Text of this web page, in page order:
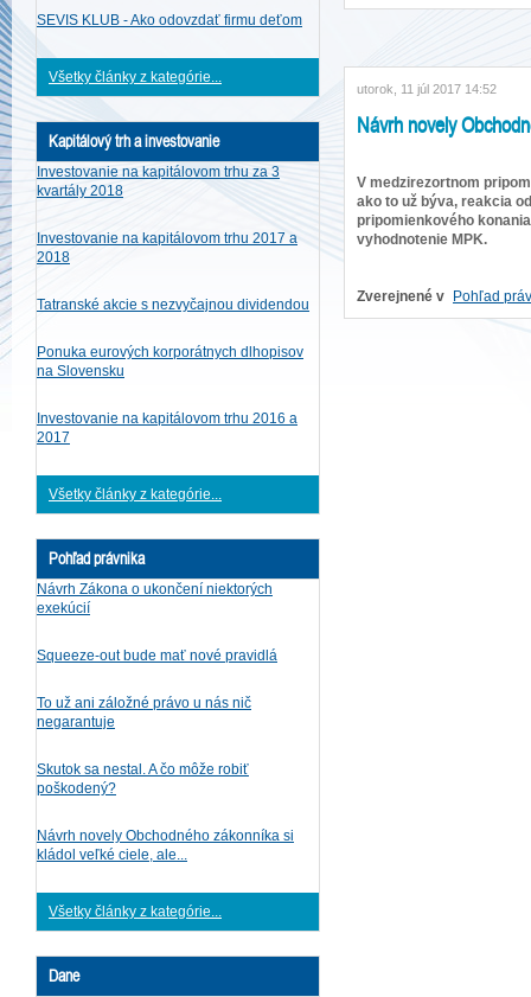
SEVIS KLUB - Ako odovzdať firmu deťom
Všetky články z kategórie...
Kapitálový trh a investovanie
Investovanie na kapitálovom trhu za 3
kvartály 2018
Investovanie na kapitálovom trhu 2017 a
2018
Tatranské akcie s nezvyčajnou dividendou
Ponuka eurových korporátnych dlhopisov
na Slovensku
Investovanie na kapitálovom trhu 2016 a
2017
Všetky články z kategórie...
Pohľad právnika
Návrh Zákona o ukončení niektorých
exekúcií
Squeeze-out bude mať nové pravidlá
To už ani záložné právo u nás nič
negarantuje
Skutok sa nestal. A čo môže robiť
poškodený?
Návrh novely Obchodného zákonníka si
kládol veľké ciele, ale...
Všetky články z kategórie...
Dane
utorok, 11 júl 2017 14:52
Návrh novely
V medzirezortnom
ako to už býva, reakcia
pripomienkového
vyhodnotenie MPK.
Zverejnené v Pohľad